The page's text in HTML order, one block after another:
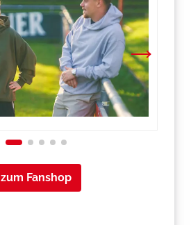
zum Fanshop